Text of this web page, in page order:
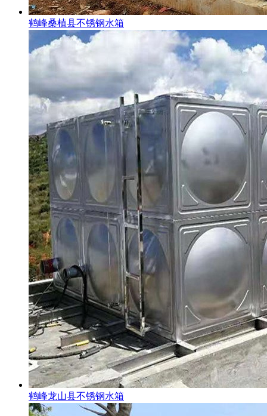
鹤峰桑植县不锈钢水箱
鹤峰龙山县不锈钢水箱